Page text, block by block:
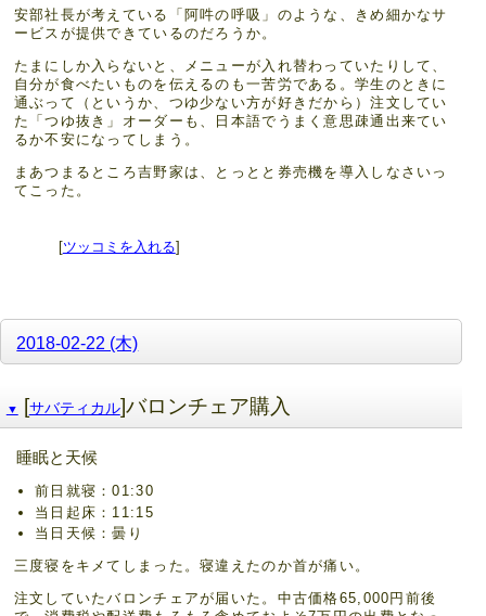
安部社長が考えている「阿吽の呼吸」のような、きめ細かなサ
ービスが提供できているのだろうか。
たまにしか入らないと、メニューが入れ替わっていたりして、
自分が食べたいものを伝えるのも一苦労である。学生のときに
通ぶって（というか、つゆ少ない方が好きだから）注文してい
た「つゆ抜き」オーダーも、日本語でうまく意思疎通出来てい
るか不安になってしまう。
まあつまるところ吉野家は、とっとと券売機を導入しなさいっ
てこった。
[ツッコミを入れる]
2018-02-22 (木)
▼ [サバティカル]バロンチェア購入
睡眠と天候
前日就寝：01:30
当日起床：11:15
当日天候：曇り
三度寝をキメてしまった。寝違えたのか首が痛い。
注文していたバロンチェアが届いた。中古価格65,000円前後